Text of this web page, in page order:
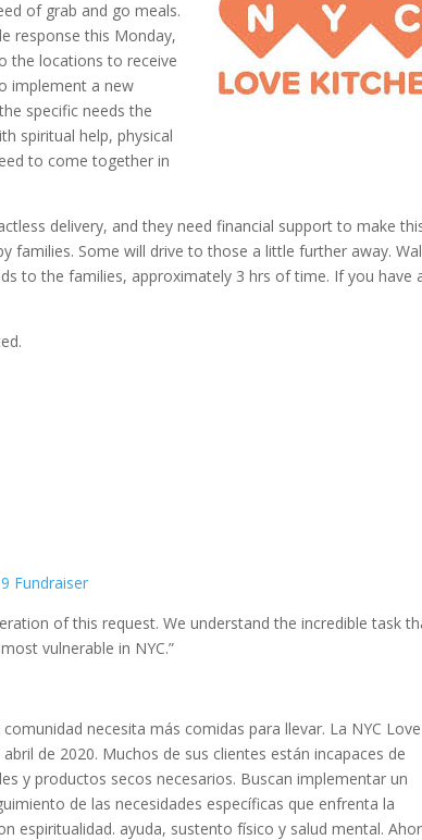
of grab and go meals.
response this Monday,
the locations to receive
implement a new
specific needs the
spiritual help, physical
to come together in
delivery, and they need financial support to make
families. Some will drive to those a little further away.
to the families, approximately 3 hrs of time. If you have
Fundraiser
of this request. We understand the incredible task
vulnerable in NYC.”
necesita más comidas para llevar. La NYC Love
de 2020. Muchos de sus clientes están incapaces de
y productos secos necesarios. Buscan implementar un
de las necesidades específicas que enfrenta la
espiritualidad. ayuda, sustento físico y salud mental.